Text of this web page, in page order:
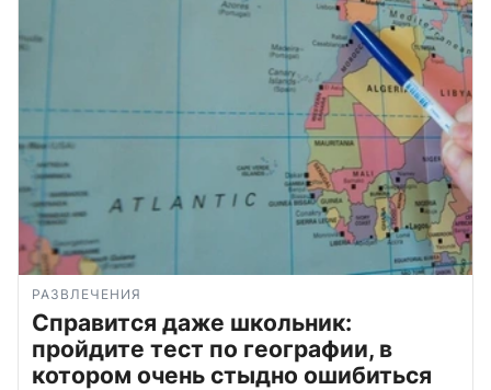
РАЗВЛЕЧЕНИЯ
Справится даже школьник:
пройдите тест по географии, в
котором очень стыдно ошибиться